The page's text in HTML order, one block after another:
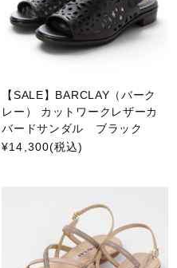
【SALE】BARCLAY（バーク
レー） カットワークレザーカ
バードサンダル ブラック
¥14,300(税込)